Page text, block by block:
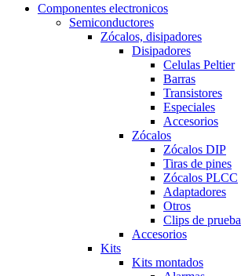
Componentes electronicos
Semiconductores
Zócalos, disipadores
Disipadores
Celulas Peltier
Barras
Transistores
Especiales
Accesorios
Zócalos
Zócalos DIP
Tiras de pines
Zócalos PLCC
Adaptadores
Otros
Clips de prueba
Accesorios
Kits
Kits montados